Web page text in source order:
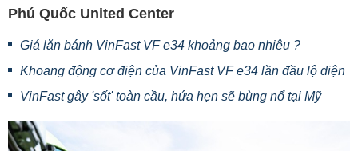
Phú Quốc United Center
Giá lăn bánh VinFast VF e34 khoảng bao nhiêu ?
Khoang động cơ điện của VinFast VF e34 lần đầu lộ diện
VinFast gây 'sốt' toàn cầu, hứa hẹn sẽ bùng nổ tại Mỹ